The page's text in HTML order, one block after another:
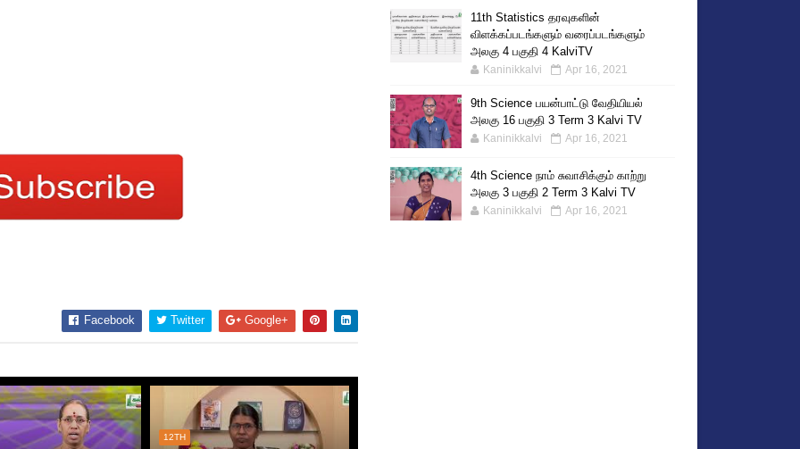
Facebook Twitter Google+
12TH
11th Statistics தரவுகளின்
விளக்கப்படங்களும் வரைப்படங்களும்
அலகு 4 பகுதி 4 KalviTV
Kaninikkalvi Apr 16, 2021
9th Science பயன்பாட்டு வேதியியல்
அலகு 16 பகுதி 3 Term 3 Kalvi TV
Kaninikkalvi Apr 16, 2021
4th Science நாம் சுவாசிக்கும் காற்று
அலகு 3 பகுதி 2 Term 3 Kalvi TV
Kaninikkalvi Apr 16, 2021